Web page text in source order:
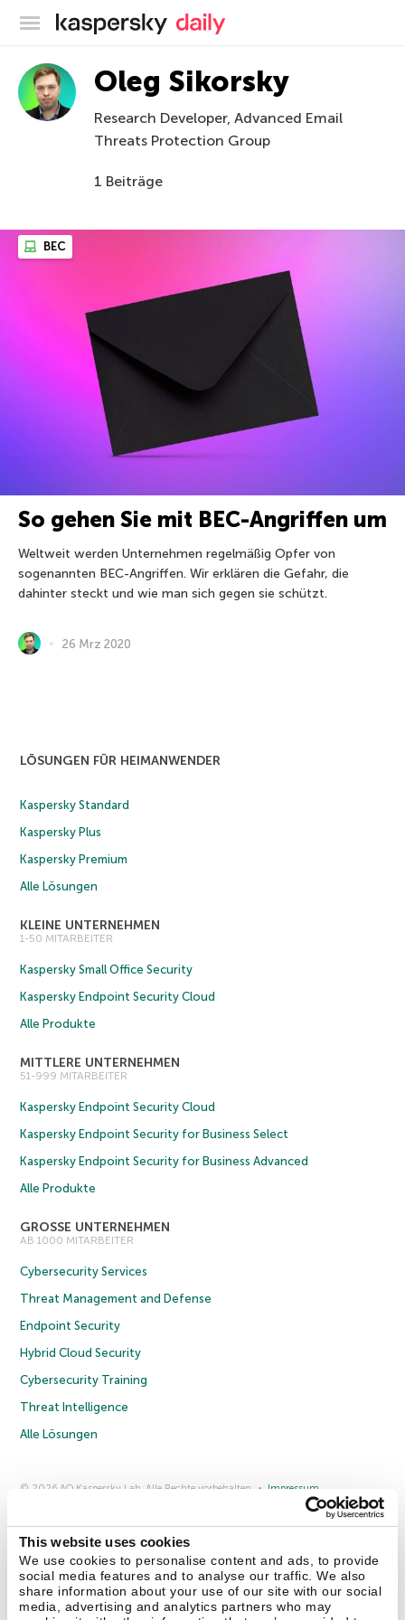
This website uses cookies
We use cookies to personalise content and ads, to provide
social media features and to analyse our traffic. We also
share information about your use of our site with our social
media, advertising and analytics partners who may
Offizieller Blog von Kaspersky
Oleg Sikorsky
Research Developer, Advanced Email
Threats Protection Group
1 Beiträge
BEC
So gehen Sie mit BEC-Angriffen um
Weltweit werden Unternehmen regelmäßig Opfer von
sogenannten BEC-Angriffen. Wir erklären die Gefahr, die
dahinter steckt und wie man sich gegen sie schützt.
26 Mrz 2020
LÖSUNGEN FÜR HEIMANWENDER
Kaspersky Standard
Kaspersky Plus
Kaspersky Premium
Alle Lösungen
KLEINE UNTERNEHMEN
1-50 MITARBEITER
Kaspersky Small Office Security
Kaspersky Endpoint Security Cloud
Alle Produkte
MITTLERE UNTERNEHMEN
51-999 MITARBEITER
Kaspersky Endpoint Security Cloud
Kaspersky Endpoint Security for Business Select
Kaspersky Endpoint Security for Business Advanced
Alle Produkte
GROSSE UNTERNEHMEN
AB 1000 MITARBEITER
Cybersecurity Services
Threat Management and Defense
Endpoint Security
Hybrid Cloud Security
Cybersecurity Training
Threat Intelligence
Alle Lösungen
© 2026 AO Kaspersky Lab. Alle Rechte vorbehalten.
Impressum
Lizenzvereinbarung B2B
Kontakt Über uns Partner Blog
Weitere Informationen
Pressemitteilungen